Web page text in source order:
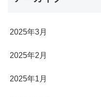
2025年3月
2025年2月
2025年1月